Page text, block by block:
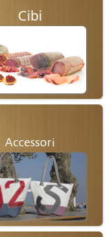
Cibi
Accessori